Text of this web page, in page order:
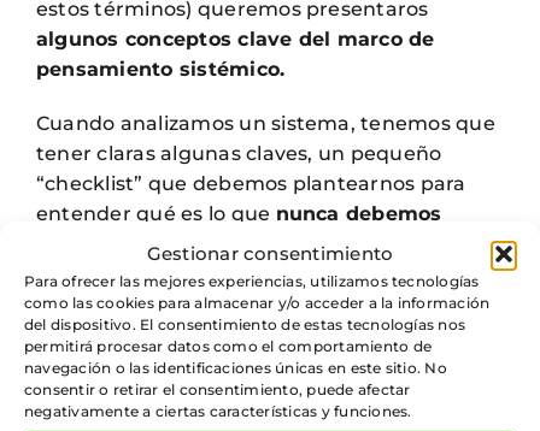
Gestionar consentimiento
Para ofrecer las mejores experiencias, utilizamos tecnologías
como las cookies para almacenar y/o acceder a la información
del dispositivo. El consentimiento de estas tecnologías nos
permitirá procesar datos como el comportamiento de
navegación o las identificaciones únicas en este sitio. No
consentir o retirar el consentimiento, puede afectar
negativamente a ciertas características y funciones.
estos términos) queremos presentaros
algunos conceptos clave del marco de
pensamiento sistémico.
Cuando analizamos un sistema, tenemos que
tener claras algunas claves, un pequeño
“checklist” que debemos plantearnos para
entender qué es lo que nunca debemos
perder de vista mientras intentamos
comprender el sistema:
Fronteras:Debemos hacer una primera
aproximación de qué fronteras estamos
hablando, qué queda dentro del sistema
y qué constituye el ecosistema (relación